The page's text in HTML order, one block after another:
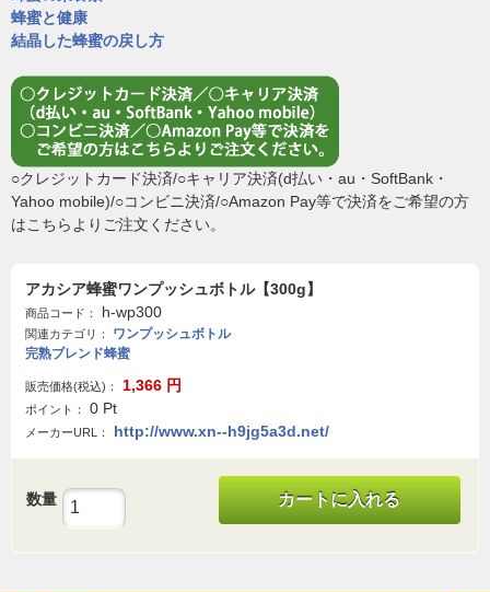
蜂蜜と健康
結晶した蜂蜜の戻し方
○クレジットカード決済/○キャリア決済(d払い・au・SoftBank・
Yahoo mobile)/○コンビニ決済/○Amazon Pay等で決済をご希望の方
はこちらよりご注文ください。
アカシア蜂蜜ワンプッシュボトル【300g】
商品コード： h-wp300
関連カテゴリ：
ワンプッシュボトル
完熟ブレンド蜂蜜
販売価格(税込)： 1,366 円
ポイント： 0 Pt
メーカーURL： http://www.xn--h9jg5a3d.net/
数量 カートに入れる